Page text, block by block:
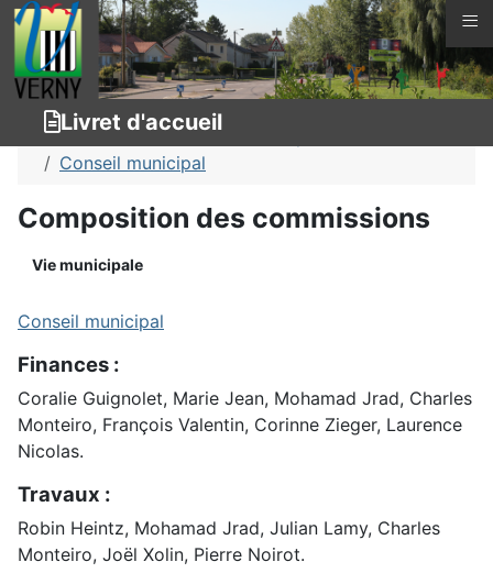
Vous êtes ici : Page d'accueil
Livret d'accueil
Vie municipale
Conseil municipal
Composition des commissions
Vie municipale
Conseil municipal
Finances :
Coralie Guignolet, Marie Jean, Mohamad Jrad, Charles
Monteiro, François Valentin, Corinne Zieger, Laurence
Nicolas.
Travaux :
Robin Heintz, Mohamad Jrad, Julian Lamy, Charles
Monteiro, Joël Xolin, Pierre Noirot.
Livret d'accueil
≡